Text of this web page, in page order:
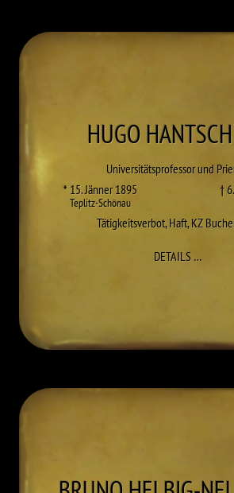
HUGOHANTSCH
Universitätsprofessor und
* 15. Jänner 1895
Teplitz-Schönau
†
Tätigkeitsverbot,Haft,KZ
DETAILS…ZU